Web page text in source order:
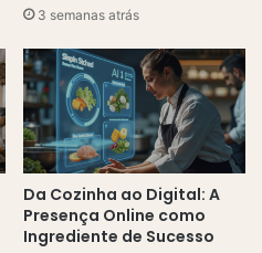
3 semanas atrás
Da Cozinha ao Digital: A
Presença Online como
Ingrediente de Sucesso